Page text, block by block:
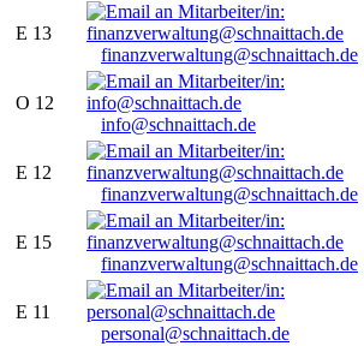
E 13
finanzverwaltung@schnaittach.de
O 12
info@schnaittach.de
E 12
finanzverwaltung@schnaittach.de
E 15
finanzverwaltung@schnaittach.de
E 11
personal@schnaittach.de